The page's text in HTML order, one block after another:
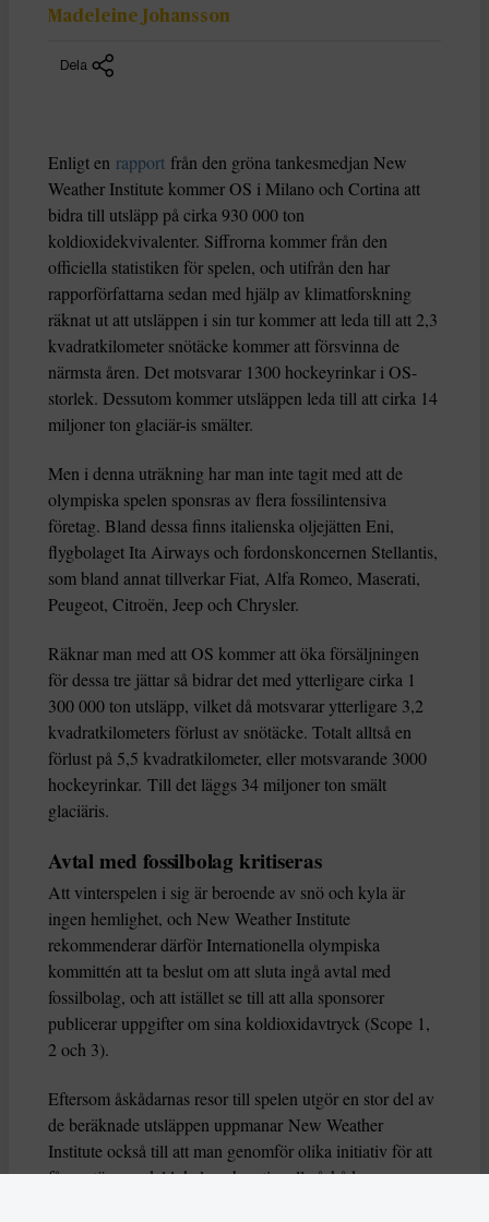
Madeleine Johansson
Dela
Enligt en rapport från den gröna tankesmedjan New
Weather Institute kommer OS i Milano och Cortina att
bidra till utsläpp på cirka 930 000 ton
koldioxidekvivalenter. Siffrorna kommer från den
officiella statistiken för spelen, och utifrån den har
rapporförfattarna sedan med hjälp av klimatforskning
räknat ut att utsläppen i sin tur kommer att leda till att 2,3
kvadratkilometer snötäcke kommer att försvinna de
närmsta åren. Det motsvarar 1300 hockeyrinkar i OS-
storlek. Dessutom kommer utsläppen leda till att cirka 14
miljoner ton glaciär-is smälter.
Men i denna uträkning har man inte tagit med att de
olympiska spelen sponsras av flera fossilintensiva
företag. Bland dessa finns italienska oljejätten Eni,
flygbolaget Ita Airways och fordonskoncernen Stellantis,
som bland annat tillverkar Fiat, Alfa Romeo, Maserati,
Peugeot, Citroën, Jeep och Chrysler.
Räknar man med att OS kommer att öka försäljningen
för dessa tre jättar så bidrar det med ytterligare cirka 1
300 000 ton utsläpp, vilket då motsvarar ytterligare 3,2
kvadratkilometers förlust av snötäcke. Totalt alltså en
förlust på 5,5 kvadratkilometer, eller motsvarande 3000
hockeyrinkar. Till det läggs 34 miljoner ton smält
glaciäris.
Avtal med fossilbolag kritiseras
Att vinterspelen i sig är beroende av snö och kyla är
ingen hemlighet, och New Weather Institute
rekommenderar därför Internationella olympiska
kommittén att ta beslut om att sluta ingå avtal med
fossilbolag, och att istället se till att alla sponsorer
publicerar uppgifter om sina koldioxidavtryck (Scope 1,
2 och 3).
Eftersom åskådarnas resor till spelen utgör en stor del av
de beräknade utsläppen uppmanar New Weather
Institute också till att man genomför olika initiativ för att
få en större andel lokala och nationella åskådare som